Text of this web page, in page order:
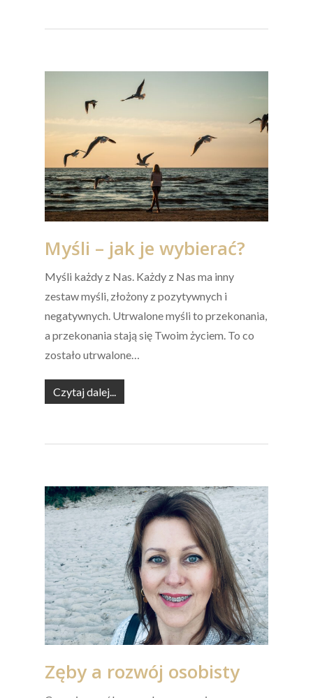
Myśli – jak je wybierać?
Myśli każdy z Nas. Każdy z Nas ma inny
zestaw myśli, złożony z pozytywnych i
negatywnych. Utrwalone myśli to przekonania,
a przekonania stają się Twoim życiem. To co
zostało utrwalone…
Czytaj dalej...
Zęby a rozwój osobisty